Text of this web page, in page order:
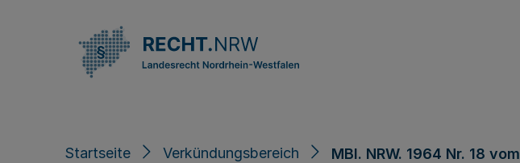
Startseite Verkündungsbereich MBl. NRW. 1964 Nr. 18 vom